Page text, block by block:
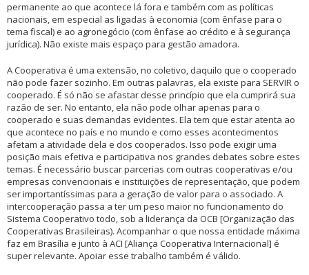
permanente ao que acontece lá fora e também com as políticas
nacionais, em especial as ligadas à economia (com ênfase para o
tema fiscal) e ao agronegócio (com ênfase ao crédito e à segurança
jurídica). Não existe mais espaço para gestão amadora.
A Cooperativa é uma extensão, no coletivo, daquilo que o cooperado
não pode fazer sozinho. Em outras palavras, ela existe para SERVIR o
cooperado. É só não se afastar desse princípio que ela cumprirá sua
razão de ser. No entanto, ela não pode olhar apenas para o
cooperado e suas demandas evidentes. Ela tem que estar atenta ao
que acontece no país e no mundo e como esses acontecimentos
afetam a atividade dela e dos cooperados. Isso pode exigir uma
posição mais efetiva e participativa nos grandes debates sobre estes
temas. É necessário buscar parcerias com outras cooperativas e/ou
empresas convencionais e instituições de representação, que podem
ser importantíssimas para a geração de valor para o associado. A
intercooperação passa a ter um peso maior no funcionamento do
Sistema Cooperativo todo, sob a liderança da OCB [Organização das
Cooperativas Brasileiras). Acompanhar o que nossa entidade máxima
faz em Brasília e junto à ACI [Aliança Cooperativa Internacional] é
super relevante. Apoiar esse trabalho também é válido.